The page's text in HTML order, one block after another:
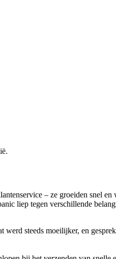
– ze groeiden snel
liep tegen verschillende
steeds moeilijker, en